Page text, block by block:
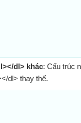
dl> khác: Cấu trúc
dl> thay thế.